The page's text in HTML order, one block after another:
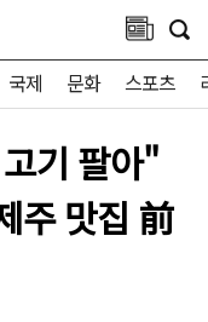
국제 문화 스포츠
기 팔아"
주 맛집 前